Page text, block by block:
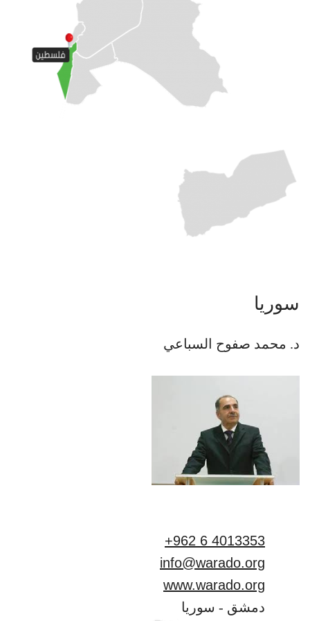
سوريا
د. محمد صفوح السباعي
+962 6 4013353
info@warado.org
www.warado.org
دمشق - سوريا